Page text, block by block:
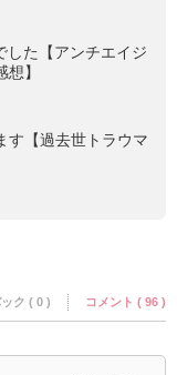
した【アンチエイジ
】
す【過去世トラウマ
ック ( 0 ) コメント ( 96 )